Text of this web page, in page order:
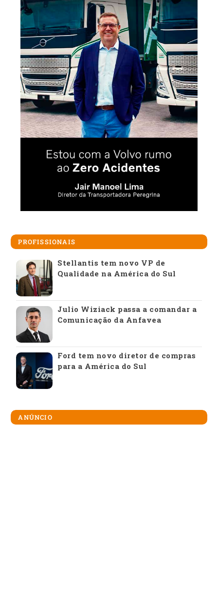
PROFISSIONAIS
Stellantis tem novo VP de
Qualidade na América do Sul
Julio Wiziack passa a comandar a
Comunicação da Anfavea
Ford tem novo diretor de compras
para a América do Sul
ANÚNCIO